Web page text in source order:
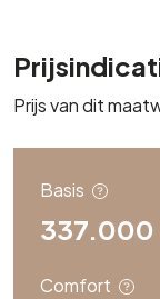
Prijs van dit
Basis
337.000
Comfort